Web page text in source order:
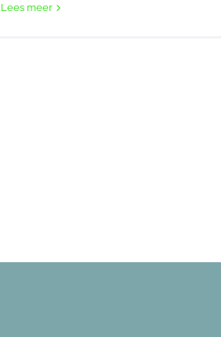
Lees meer